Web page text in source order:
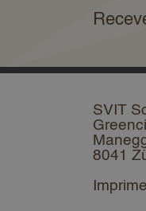
SVIT
8041